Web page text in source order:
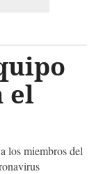
el
los miembros del